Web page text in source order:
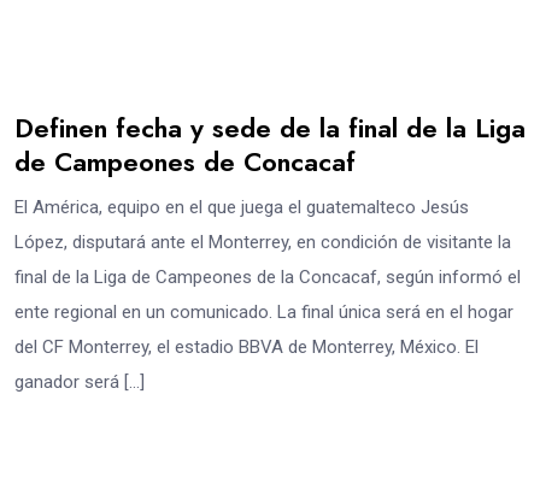
Definen fecha y sede de la final de la Liga
de Campeones de Concacaf
El América, equipo en el que juega el guatemalteco Jesús
López, disputará ante el Monterrey, en condición de visitante la
final de la Liga de Campeones de la Concacaf, según informó el
ente regional en un comunicado. La final única será en el hogar
del CF Monterrey, el estadio BBVA de Monterrey, México. El
ganador será […]